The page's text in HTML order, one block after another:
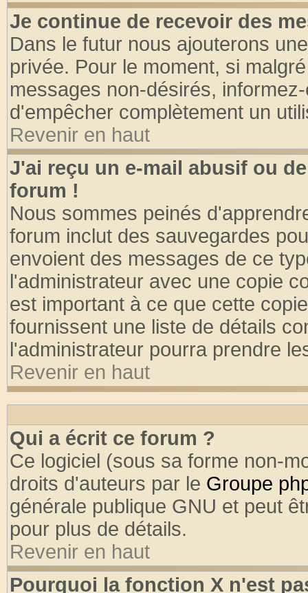
Je continue de recevoir des
Dans le futur nous ajouterons
privée. Pour le moment, si
messages non-désirés,
d'empêcher complètement un
Revenir en haut
J'ai reçu un e-mail abusif ou
forum !
Nous sommes peinés
forum inclut des sauvegardes
envoient des messages de ce
l'administrateur avec une copie
est important à ce que cette
fournissent une liste de détails
l'administrateur pourra prendre
Revenir en haut
Qui a écrit ce forum ?
Ce logiciel (sous sa forme non-
droits d'auteurs par le Groupe
générale publique GNU et peut
pour plus de détails.
Revenir en haut
Pourquoi la fonction X n'est